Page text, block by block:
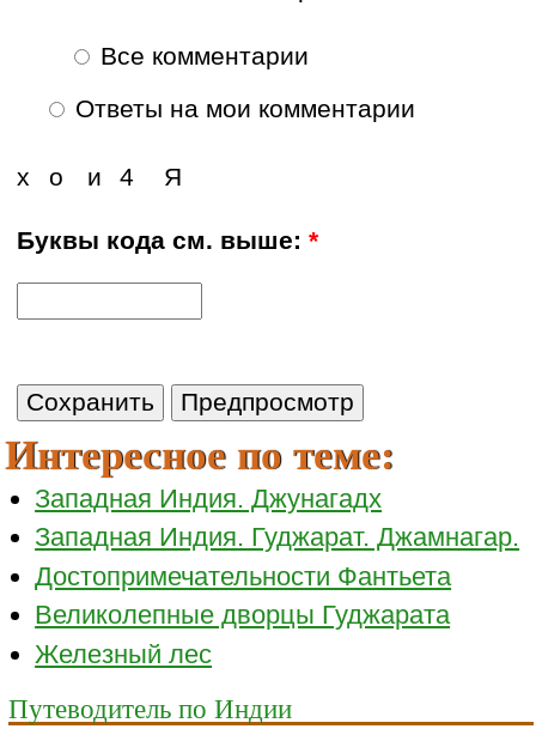
Все комментарии
Ответы на мои комментарии
х о Я
и 4
Буквы кода см. выше:*
Интересное по теме:
Западная Индия. Джунагадх
Западная Индия. Гуджарат. Джамнагар.
Достопримечательности Фантьета
Великолепные дворцы Гуджарата
Железный лес
Путеводитель по Индии